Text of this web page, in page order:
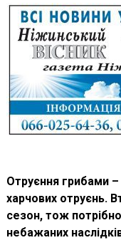
Отруєння грибами
харчових отруєнь.
сезон, тож
небажаних